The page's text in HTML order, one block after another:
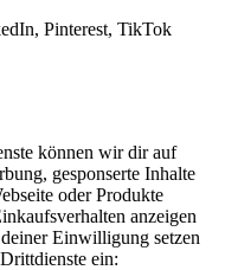
Pinterest, TikTok
können wir dir auf
gesponserte Inhalte
oder Produkte
anzeigen
Einwilligung setzen
ein: